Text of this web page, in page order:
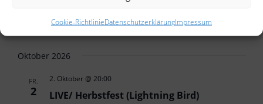
Cookie-RichtlinieDatenschutzerklärungImpressum
Burgkellerbar
Oktober 2026
FR.
2 LIVE/ Herbstfest (Lightning Bird)
2. Oktober @ 20:00